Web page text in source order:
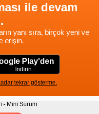
ile devam
yanı sıra, birçok yeni ve
erişin.
Play'den
İndirin
tekrar gösterme.
- Mini Sürüm